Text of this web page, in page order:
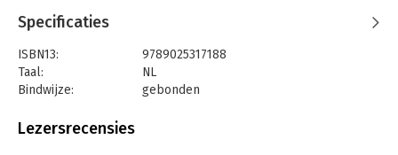
raken.
De vraag is in hoeverre Alkibiades daaraan (mede)schuldig was.
Was hij de eerste populist? Heeft hij de democratie ontmanteld
– of was hij de redder ervan? Alkibiades had wat recht te
en dictatoriale ambities. Hij is zijn moederstad tot tweemaal toe
Specificaties
ISBN13:
9789025317188
Taal:
NL
Bindwijze:
gebonden
Uitgever:
Lezersrecensies